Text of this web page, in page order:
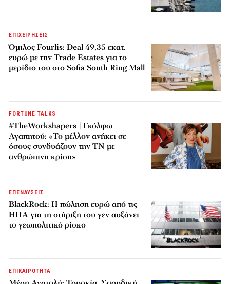
ΕΠΙΧΕΙΡΗΣΕΙΣ
Όμιλος Fourlis: Deal 49,35 εκατ.
ευρώ με την Trade Estates για το
μερίδιο του στο Sofia South Ring Mall
FORTUNE TALKS
#TheWorkshapers | Γκόλφω
Αγαπητού: «Το μέλλον ανήκει σε
όσους συνδυάζουν την ΤΝ με
ανθρώπινη κρίση»
ΕΠΕΝΔΥΣΕΙΣ
BlackRock: Η πώληση ευρώ από τις
ΗΠΑ για τη στήριξη του γεν αυξάνει
το γεωπολιτικό ρίσκο
ΕΠΙΚΑΙΡΟΤΗΤΑ